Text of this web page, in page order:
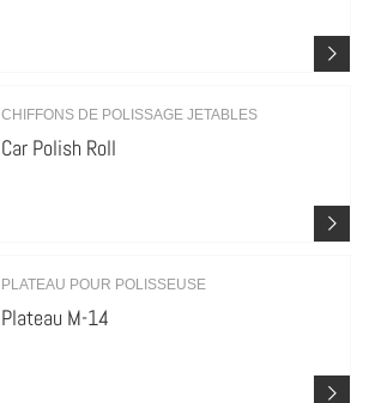
CHIFFONS DE POLISSAGE JETABLES
Car Polish Roll
PLATEAU POUR POLISSEUSE
Plateau M-14